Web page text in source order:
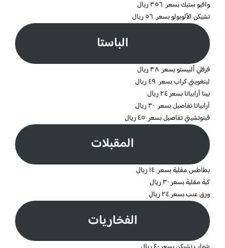
واقيو ستيك بسعر ٣٥٦ ريال
تشيكن الألوبولو بسعر ٥٦ ريال
الباستا
فرفلي ألبيستو بسعر ٣٨ ريال
لينغويني كراب بسعر ٤٩ ريال
بينا آرابياتا بسعر ٢٤ ريال
آرابياتا تفاصيل بسعر ٣٠ ريال
فيتوتشيني تفاصيل بسعر ٤٥ ريال
المقبلات
بطاطس مقلية بسعر ١٤ ريال
كبة مقلية بسعر ٣٠ ريال
ورق عنب بسعر ٢٤ ريال
الفخاريات